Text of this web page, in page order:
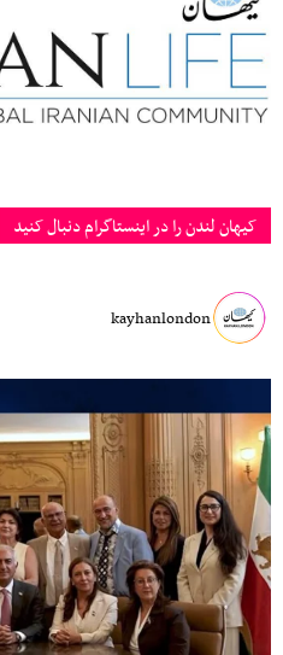
کیهان لندن را در اینستاگرام دنبال کنید
kayhanlondon